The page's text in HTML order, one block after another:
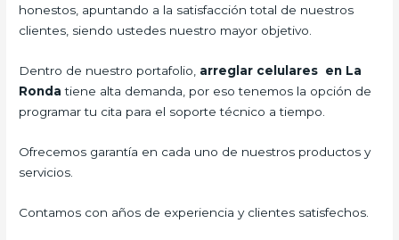
honestos, apuntando a la satisfacción total de nuestros
clientes, siendo ustedes nuestro mayor objetivo.
Dentro de nuestro portafolio, arreglar celulares en La
Ronda tiene alta demanda, por eso tenemos la opción de
programar tu cita para el soporte técnico a tiempo.
Ofrecemos garantía en cada uno de nuestros productos y
servicios.
Contamos con años de experiencia y clientes satisfechos.